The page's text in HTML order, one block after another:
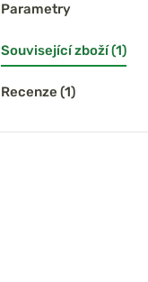
Parametry
Související zboží (1)
Recenze (1)